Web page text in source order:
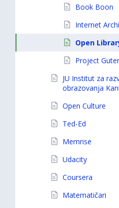
Book Boon
Internet
Open
Project
JU Institut za
obrazovanja
Open Culture
Ted-Ed
Memrise
Udacity
Coursera
Matematičari